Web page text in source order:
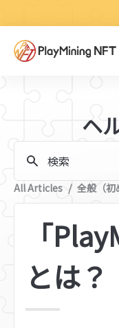
ヘ
検索
All Articles / 全般（初
「
とは？